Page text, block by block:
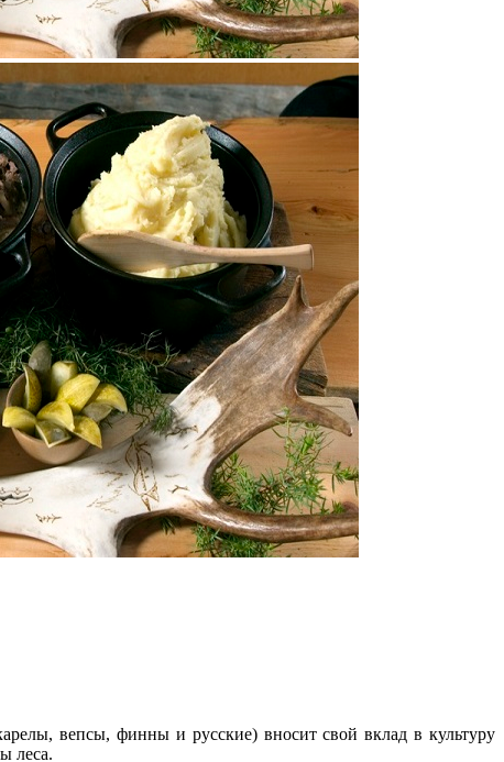
вепсы, финны и русские) вносит свой вклад в культуру
леса.